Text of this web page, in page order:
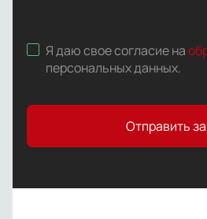
Я даю свое согласие на
персональных данных.
Отправить